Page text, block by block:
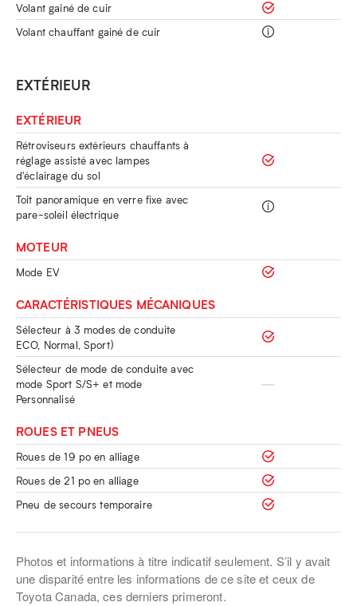
Volant gainé de cuir
Volant chauffant gainé de cuir
EXTÉRIEUR
EXTÉRIEUR
Rétroviseurs extérieurs chauffants à
réglage assisté avec lampes
d'éclairage du sol
Toit panoramique en verre fixe avec
pare-soleil électrique
MOTEUR
Mode EV
CARACTÉRISTIQUES MÉCANIQUES
Sélecteur à 3 modes de conduite
ECO, Normal, Sport)
Sélecteur de mode de conduite avec
mode Sport S/S+ et mode
Personnalisé
ROUES ET PNEUS
Roues de 19 po en alliage
Roues de 21 po en alliage
Pneu de secours temporaire
Photos et informations à titre indicatif seulement. S’il y avait
une disparité entre les informations de ce site et ceux de
Toyota Canada, ces derniers primeront.